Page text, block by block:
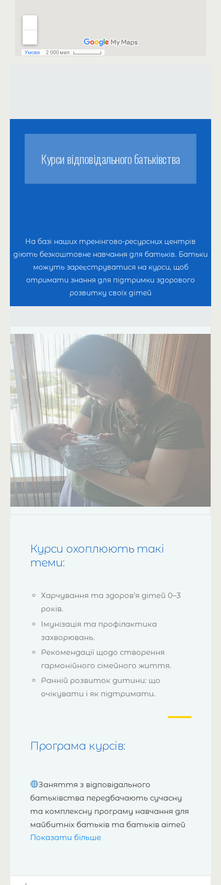
Курси відповідального батьківства
На базі наших тренінгово-ресурсних центрів
діють безкоштовне навчання для батьків. Батьки
можуть зареєструватися на курси, щоб
отримати знання для підтримки здорового
розвитку своїх дітей
Курси охоплюють такі
теми:
Харчування та здоров’я дітей 0–3
років.
Імунізація та профілактика
захворювань.
Рекомендації щодо створення
гармонійного сімейного життя.
Ранній розвиток дитини: що
очікувати і як підтримати.
Програма курсів:
Заняття з відповідального
батьківства передбачають сучасну
та комплексну програму навчання для
майбутніх батьків та батьків дітей
від 0 до 3 років. Наша мета –
Показати більше